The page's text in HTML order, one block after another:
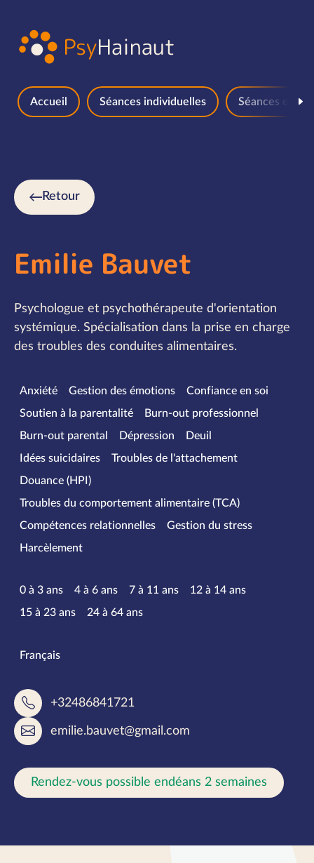
Accueil Séances individuelles Séances en
Retour
Emilie Bauvet
Psychologue et psychothérapeute d'orientation
systémique. Spécialisation dans la prise en charge
des troubles des conduites alimentaires.
Spécialités
Anxiété Gestion des émotions
Confiance en soi
Soutien à la parentalité
Burn-out professionnel
Burn-out parental
Dépression
Deuil
Idées suicidaires
Troubles de l'attachement
Douance (HPI)
Troubles du comportement alimentaire (TCA)
Compétences relationnelles
Gestion du stress
Harcèlement
Tranches d’âge
0 à 3 ans 4 à 6 ans 7 à 11 ans
12 à 14 ans
15 à 23 ans
24 à 64 ans
Langues parlées
Français
+32486841721
emilie.bauvet@gmail.com
Rendez-vous possible endéans 2 semaines